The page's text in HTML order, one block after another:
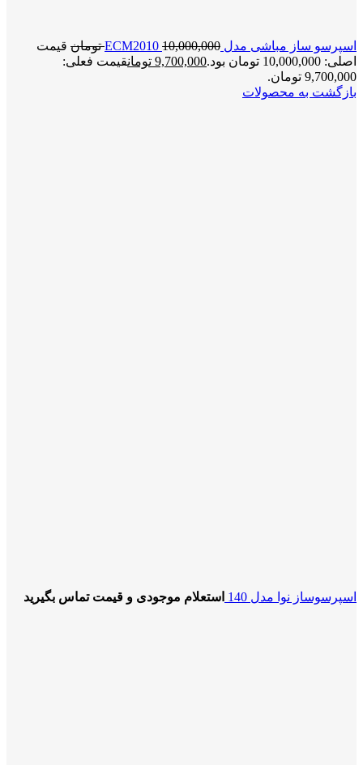
اسپرسو ساز مباشی مدل ECM2010 10,000,000 تومان قیمت
اصلی: 10,000,000 تومان بود.
9,700,000 تومانقیمت فعلی:
9,700,000 تومان.
بازگشت به محصولات
اسپرسوساز نوا مدل 140
استعلام موجودی و قیمت تماس بگیرید